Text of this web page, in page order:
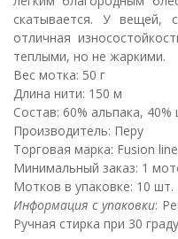
скатывается. У вещей,
отличная
теплыми, но не жаркими.
Вес мотка: 50 г
Длина нити: 150 м
Состав: 60% альпака, 40%
Производитель: Перу
Торговая марка: Fusion
Минимальный заказ: 1
Мотков в упаковке: 10 шт.
Информация с упаковки:
Ручная стирка при 30